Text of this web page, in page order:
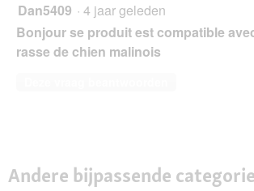
Dan5409 · 4 jaar geleden
Bonjour se produit est compatible
rasse de chien malinois
Andere bijpassende